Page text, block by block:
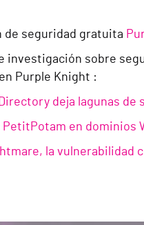
de seguridad gratuita
investigación sobre
Purple Knight :
deja lagunas de
en dominios
la